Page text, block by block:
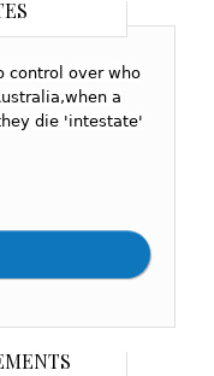
control over who
a
die 'intestate'